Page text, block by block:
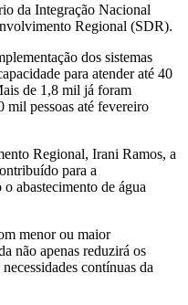
da Integração Nacional
Regional (SDR).
dos sistemas
para atender até 40
de 1,8 mil já foram
mil pessoas até fevereiro
Regional, Irani Ramos, a
para a
abastecimento de água
menor ou maior
não apenas reduzirá os
contínuas da